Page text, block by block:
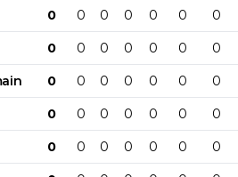
0 0 0 0 0 0 0
0 0 0 0 0 0 0
0 0 0 0 0 0 0
0 0 0 0 0 0 0
0 0 0 0 0 0 0